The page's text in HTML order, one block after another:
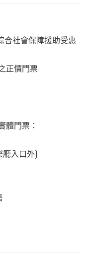
合社會保障援助受惠
正價門票
體門票：
廳入口外)